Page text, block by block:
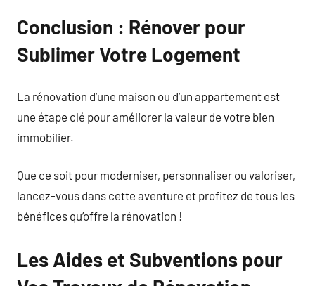
Conclusion : Rénover pour
Sublimer Votre Logement
La rénovation d’une maison ou d’un appartement est
une étape clé pour améliorer la valeur de votre bien
immobilier.
Que ce soit pour moderniser, personnaliser ou valoriser,
lancez-vous dans cette aventure et profitez de tous les
bénéfices qu’offre la rénovation !
Les Aides et Subventions pour